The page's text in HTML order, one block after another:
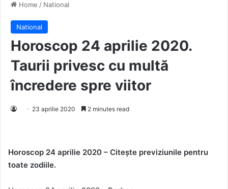
Home / National
National
Horoscop 24 aprilie 2020.
Taurii privesc cu multă
încredere spre viitor
23 aprilie 2020 2 minutes read
Horoscop 24 aprilie 2020 – Citește previziunile pentru
toate zodiile.